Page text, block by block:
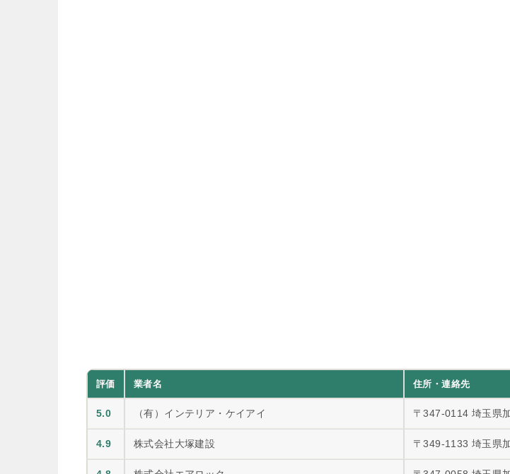
評価 業者名 住所・連絡先
5.0 （有）インテリア・ケイアイ 〒347-0114 埼玉県
4.9 株式会社大塚建設 〒349-1133 埼玉県